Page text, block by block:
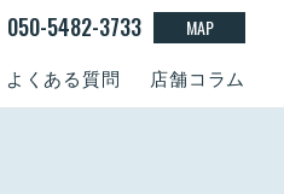
よくある質問 店舗コラム
050-5482-3733 MAP